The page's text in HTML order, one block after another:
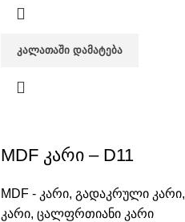
ᲙᲐᲚᲐᲗᲐᲨᲘ ᲓᲐᲛᲐᲢᲔᲑᲐ
MDF კარი – D11
MDF - კარი, გადაკრული კარი,
კარი, ცალფრთიანი კარი